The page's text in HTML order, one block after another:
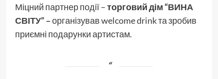
Міцний партнер події –торговий дім “ВИНА
СВІТУ” –організував welcome drink та зробив
приємні подарунки артистам.